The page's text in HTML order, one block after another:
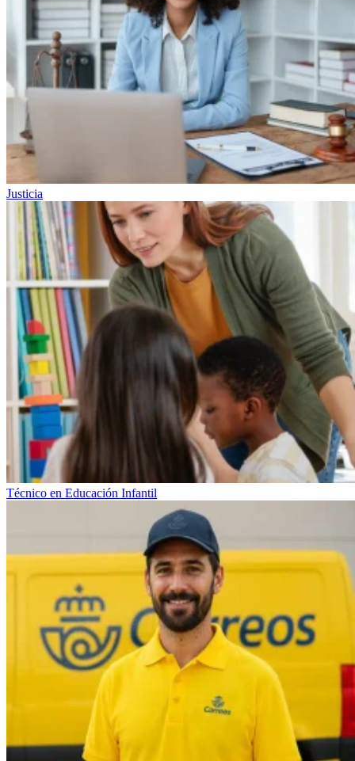
Justicia
Técnico en Educación Infantil